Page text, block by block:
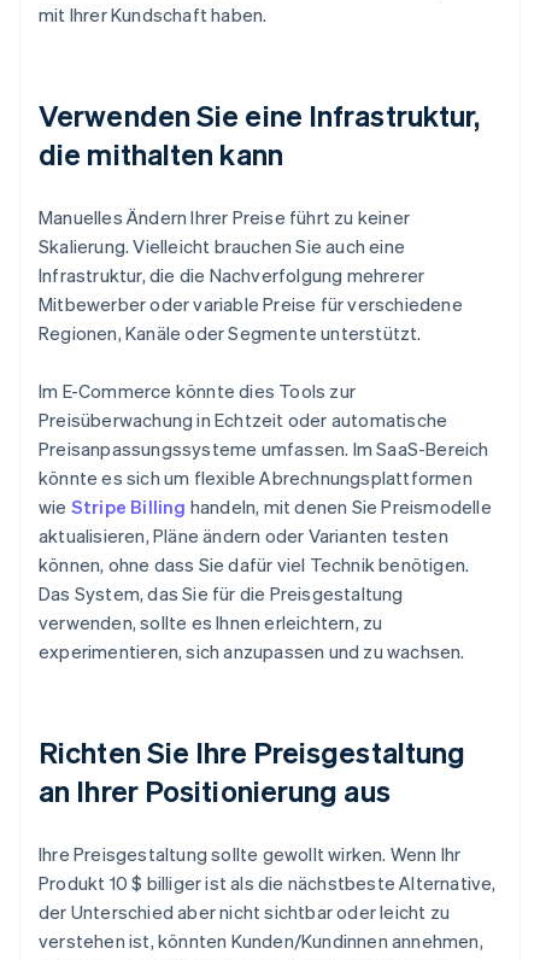
mit Ihrer Kundschaft haben.
Verwenden Sie eine Infrastruktur,
die mithalten kann
Manuelles Ändern Ihrer Preise führt zu keiner
Skalierung. Vielleicht brauchen Sie auch eine
Infrastruktur, die die Nachverfolgung mehrerer
Mitbewerber oder variable Preise für verschiedene
Regionen, Kanäle oder Segmente unterstützt.
Im E-Commerce könnte dies Tools zur
Preisüberwachung in Echtzeit oder automatische
Preisanpassungssysteme umfassen. Im SaaS-Bereich
könnte es sich um flexible Abrechnungsplattformen
wie Stripe Billing handeln, mit denen Sie Preismodelle
aktualisieren, Pläne ändern oder Varianten testen
können, ohne dass Sie dafür viel Technik benötigen.
Das System, das Sie für die Preisgestaltung
verwenden, sollte es Ihnen erleichtern, zu
experimentieren, sich anzupassen und zu wachsen.
Richten Sie Ihre Preisgestaltung
an Ihrer Positionierung aus
Ihre Preisgestaltung sollte gewollt wirken. Wenn Ihr
Produkt 10 $ billiger ist als die nächstbeste Alternative,
der Unterschied aber nicht sichtbar oder leicht zu
verstehen ist, könnten Kunden/Kundinnen annehmen,